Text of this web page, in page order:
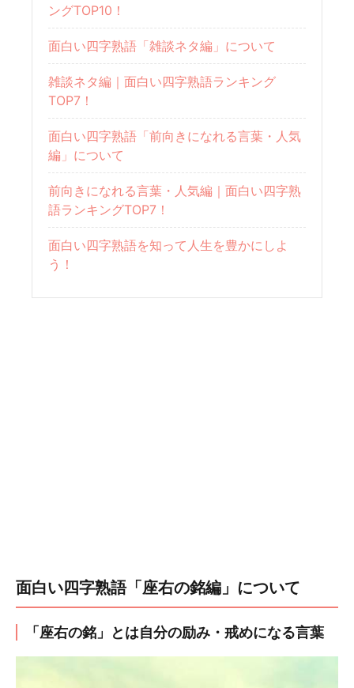
ングTOP10！
面白い四字熟語「雑談ネタ編」について
雑談ネタ編｜面白い四字熟語ランキング
TOP7！
面白い四字熟語「前向きになれる言葉・人気
編」について
前向きになれる言葉・人気編｜面白い四字熟
語ランキングTOP7！
面白い四字熟語を知って人生を豊かにしよ
う！
面白い四字熟語「座右の銘編」について
「座右の銘」とは自分の励み・戒めになる言葉